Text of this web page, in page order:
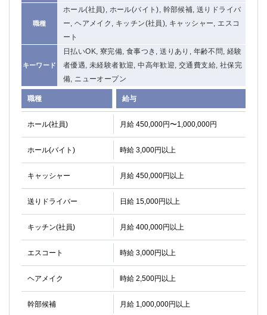
職種
ホール(社員), ホール(バイト), 幹部候補, 送りドライバ
ー, ヘアメイク, キッチン(社員), キャッシャー, エスコ
ート
キーワード
日払いOK, 寮完備, 食事つき, 送りあり, 年齢不問, 経験
者優遇, 未経験者歓迎, 中高年歓迎, 交通費支給, 社保完
備, ニューオープン
職種 給与
ホール(社員) 月給 450,000円〜1,000,000円
ホール(バイト) 時給 3,000円以上
キャッシャー 月給 450,000円以上
送りドライバー 日給 15,000円以上
キッチン(社員) 月給 400,000円以上
エスコート 時給 3,000円以上
ヘアメイク 時給 2,500円以上
幹部候補 月給 1,000,000円以上
ひたち野うしく
館林
該当求人 選択した内容で設定